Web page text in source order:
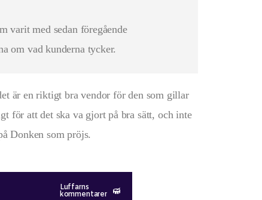
varit med sedan föregående
om vad kunderna tycker.
är en riktigt bra vendor för den som gillar
för att det ska va gjort på bra sätt, och inte
Donken som pröjs.
Luffarns
kommentarer